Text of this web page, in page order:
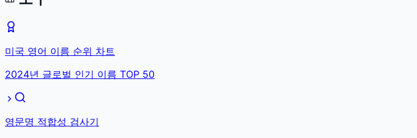
미국 영어 이름 순위 차트
2024년 글로벌 인기 이름 TOP 50
영문명 적합성 검사기